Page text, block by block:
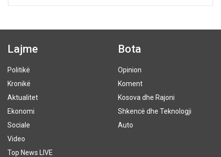
Lajme
Politikë
Kronikë
Aktualitet
Ekonomi
Sociale
Video
Top News LIVE
Bota
Opinion
Koment
Kosova dhe Rajoni
Shkencë dhe Teknologji
Auto